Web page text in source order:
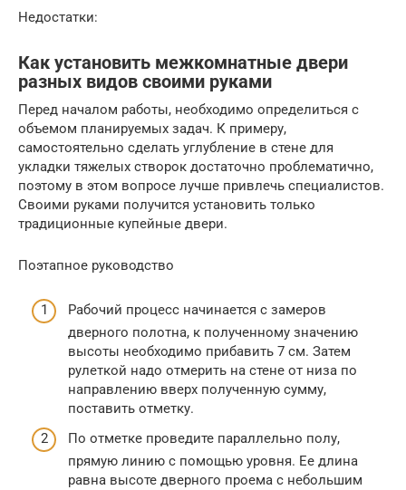
Недостатки:
Как установить межкомнатные двери
разных видов своими руками
Перед началом работы, необходимо определиться с
объемом планируемых задач. К примеру,
самостоятельно сделать углубление в стене для
укладки тяжелых створок достаточно проблематично,
поэтому в этом вопросе лучше привлечь специалистов.
Своими руками получится установить только
традиционные купейные двери.
Поэтапное руководство
Рабочий процесс начинается с замеров
дверного полотна, к полученному значению
высоты необходимо прибавить 7 см. Затем
рулеткой надо отмерить на стене от низа по
направлению вверх полученную сумму,
поставить отметку.
По отметке проведите параллельно полу,
прямую линию с помощью уровня. Ее длина
равна высоте дверного проема с небольшим